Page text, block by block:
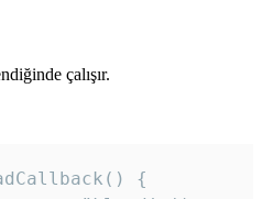
çalışır.
{